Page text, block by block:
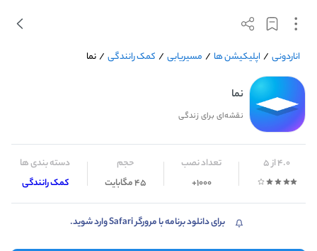
اناردونی / اپلیکیشن ها / مسیریابی / کمک رانندگی /نما
نما
نقشه‌ای برای زندگی
4.0 از 5 تعداد نصب
1000+
حجم
45 مگابایت
دسته بندی ها
کمک رانندگی
برای دانلود برنامه با مرورگر Safari وارد شوید.